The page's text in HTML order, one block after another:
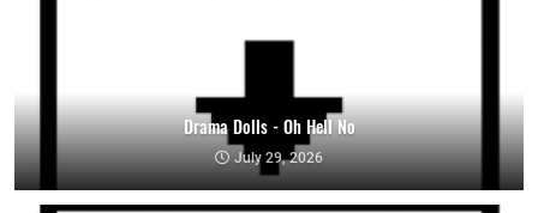
Drama Dolls - Oh Hell No
July 29, 2026